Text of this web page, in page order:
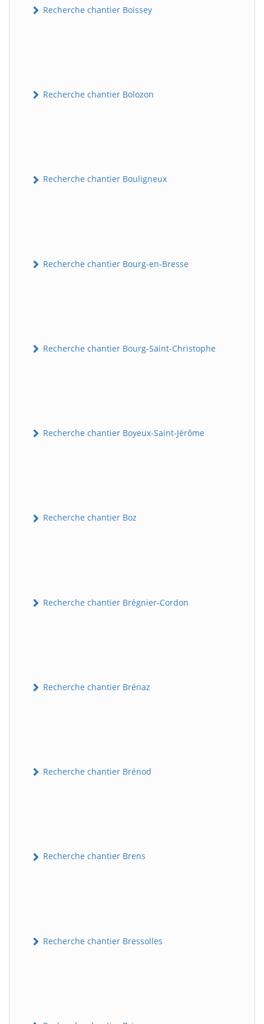
Recherche chantier Boissey
Recherche chantier Bolozon
Recherche chantier Bouligneux
Recherche chantier Bourg-en-Bresse
Recherche chantier Bourg-Saint-Christophe
Recherche chantier Boyeux-Saint-Jérôme
Recherche chantier Boz
Recherche chantier Brégnier-Cordon
Recherche chantier Brénaz
Recherche chantier Brénod
Recherche chantier Brens
Recherche chantier Bressolles